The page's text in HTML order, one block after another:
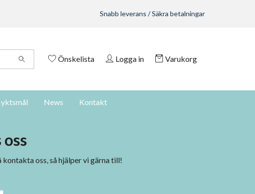
Snabb leverans / Säkra betalningar
Önskelista Logga in Varukorg
News Kontakt
oss, så hjälper vi gärna till!